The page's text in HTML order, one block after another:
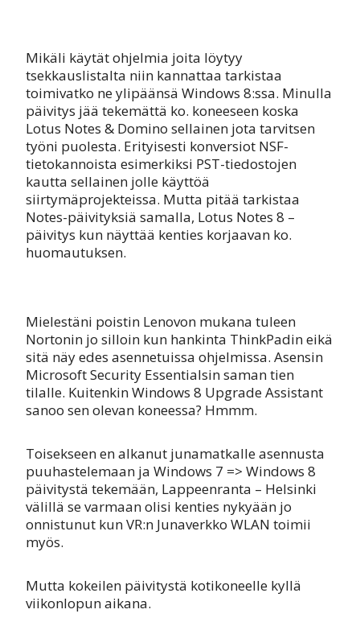
Mikäli käytät ohjelmia joita löytyy
tsekkauslistalta niin kannattaa tarkistaa
toimivatko ne ylipäänsä Windows 8:ssa. Minulla
päivitys jää tekemättä ko. koneeseen koska
Lotus Notes & Domino sellainen jota tarvitsen
työni puolesta. Erityisesti konversiot NSF-
tietokannoista esimerkiksi PST-tiedostojen
kautta sellainen jolle käyttöä
siirtymäprojekteissa. Mutta pitää tarkistaa
Notes-päivityksiä samalla, Lotus Notes 8 –
päivitys kun näyttää kenties korjaavan ko.
huomautuksen.
Mielestäni poistin Lenovon mukana tuleen
Nortonin jo silloin kun hankinta ThinkPadin eikä
sitä näy edes asennetuissa ohjelmissa. Asensin
Microsoft Security Essentialsin saman tien
tilalle. Kuitenkin Windows 8 Upgrade Assistant
sanoo sen olevan koneessa? Hmmm.
Toisekseen en alkanut junamatkalle asennusta
puuhastelemaan ja Windows 7 => Windows 8
päivitystä tekemään, Lappeenranta – Helsinki
välillä se varmaan olisi kenties nykyään jo
onnistunut kun VR:n Junaverkko WLAN toimii
myös.
Mutta kokeilen päivitystä kotikoneelle kyllä
viikonlopun aikana.